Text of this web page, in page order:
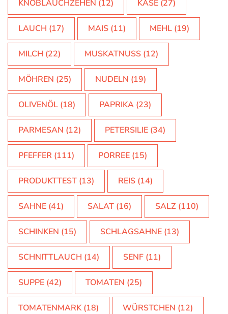
KNOBLAUCHZEHEN (12) KÄSE (27)
LAUCH (17) MAIS (11) MEHL (19)
MILCH (22) MUSKATNUSS (12)
MÖHREN (25) NUDELN (19)
OLIVENÖL (18) PAPRIKA (23)
PARMESAN (12) PETERSILIE (34)
PFEFFER (111) PORREE (15)
PRODUKTTEST (13) REIS (14)
SAHNE (41) SALAT (16) SALZ (110)
SCHINKEN (15) SCHLAGSAHNE (13)
SCHNITTLAUCH (14) SENF (11)
SUPPE (42) TOMATEN (25)
TOMATENMARK(18) WÜRSTCHEN (12)